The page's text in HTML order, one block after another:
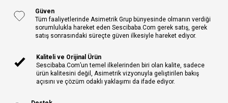
Güven
Tüm faaliyetlerinde Asimetrik Grup bünyesinde olmanın verdiği
sorumlulukla hareket eden Sescibaba.Com gerek satış, gerek
satış sonrasındaki süreçte güven ilkesiyle hareket ediyor.
Kaliteli ve Orijinal Ürün
Sescibaba.Com’un temel ilkelerinden biri olan kalite, sadece
ürün kalitesini değil, Asimetrik vizyonuyla geliştirilen bakış
açısını ve çözüm odaklı yaklaşımı da ifade ediyor.